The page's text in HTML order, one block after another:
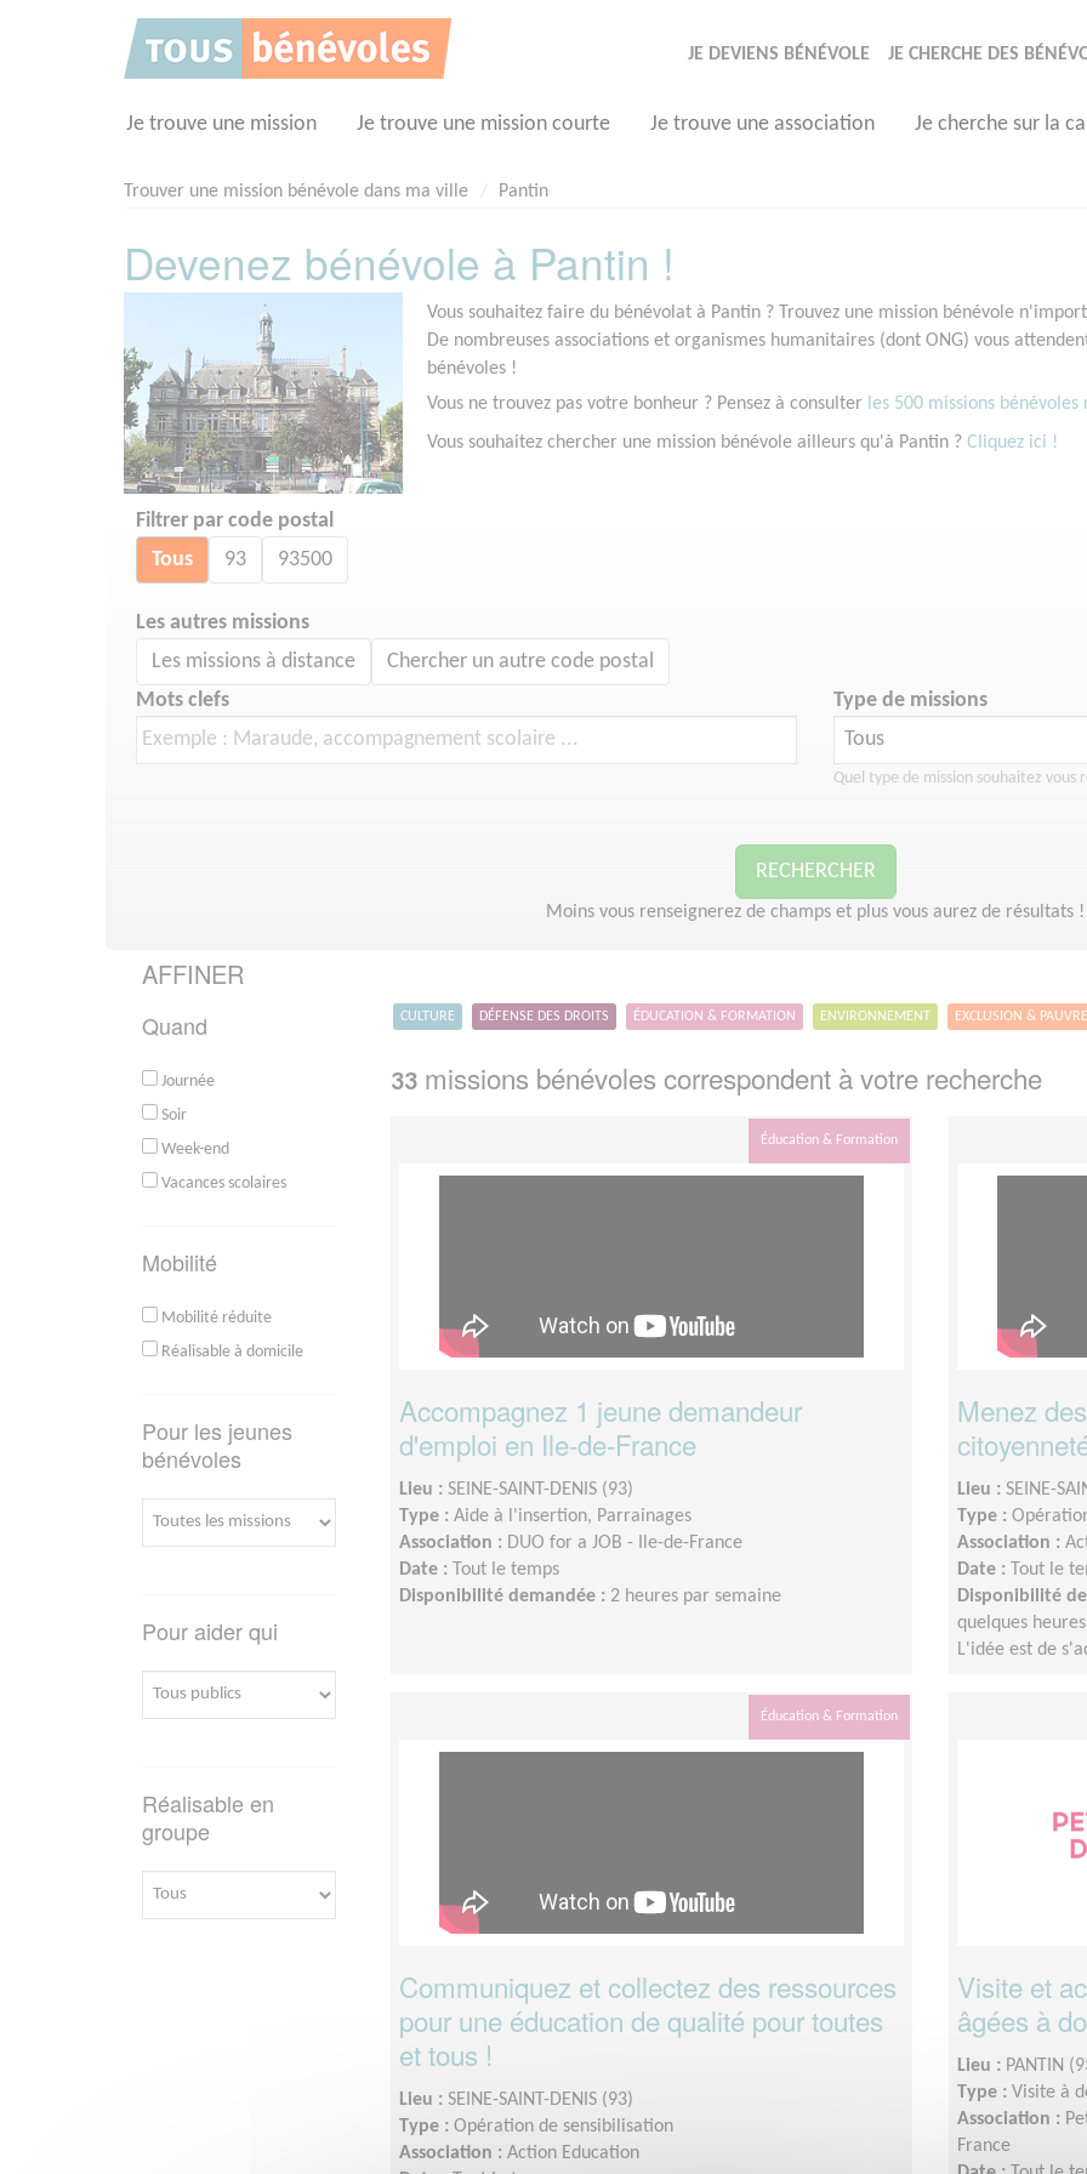
JE DEVIENS BÉNÉVOLE JE CHERCHE DES
Je trouve une mission Je trouve une mission courte Je trouve une association Je cherche sur la
Trouver une mission bénévole dans ma ville Pantin
Devenez bénévole à Pantin !
Vous souhaitez faire du bénévolat à Pantin ? Trouvez une mission bénévole
De nombreuses associations et organismes humanitaires (dont ONG) vous
bénévoles !
Vous ne trouvez pas votre bonheur ? Pensez à consulter les 500 missions
Vous souhaitez chercher une mission bénévole ailleurs qu'à Pantin ? Cliquez ici !
Filtrer par code postal
Tous 93 93500
Les autres missions
Les missions à distance Chercher un autre code postal
Mots clefs Type de missions
Quel type de mission souhaitez vous
RECHERCHER
Moins vous renseignerez de champs et plus vous aurez de résultats !
AFFINER
Quand
Journée
Soir
Week-end
Vacances scolaires
Mobilité
Mobilité réduite
Réalisable à domicile
Pour les jeunes
bénévoles
Pour aider qui
Réalisable en
groupe
CULTURE DÉFENSE DES DROITS ÉDUCATION & FORMATION ENVIRONNEMENT EXCLUSION &
33 missions bénévoles correspondent à votre recherche
Éducation & Formation
Accompagnez 1 jeune demandeur
d'emploi en Ile-de-France
Lieu : SEINE-SAINT-DENIS (93)
Type : Aide à l'insertion, Parrainages
Association : DUO for a JOB - Ile-de-France
Date :
Tout le temps
Disponibilité demandée : 2 heures par semaine
Menez
Lieu : SEINE-
Type :
Association :
Date :
Tout le
Disponibilité
quelques
L'idée est de
Éducation & Formation
Communiquez et collectez des ressources
pour une éducation de qualité pour toutes
et tous !
Lieu : SEINE-SAINT-DENIS (93)
Type : Opération de sensibilisation
Association : Action Education
Visite et
âgées à
Lieu : PANTIN
Type : Visite à
Association :
France